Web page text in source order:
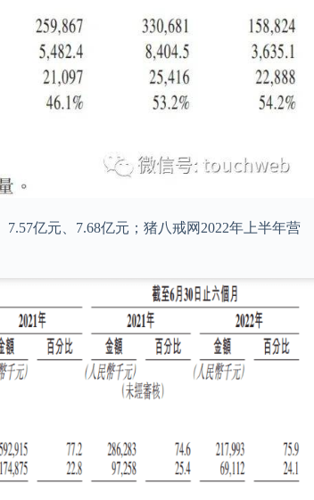
亿元、7.68亿元；猪八戒网2022年上半年营